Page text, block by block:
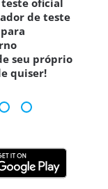
oficial
de teste
seu próprio
quiser!